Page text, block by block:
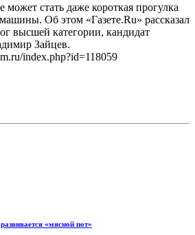
стать даже короткая прогулка
Об этом «Газете.Ru» рассказал
высшей категории, кандидат
Зайцев.
index.php?id=118059
«мясной пот»